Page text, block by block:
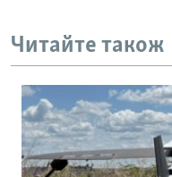
Читайте також